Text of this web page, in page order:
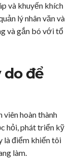
và khuyến khích
lý nhân văn và
và gắn bó với tổ
do để
hoàn thành
hỏi, phát triển kỹ
là điểm khiến tôi
làm.